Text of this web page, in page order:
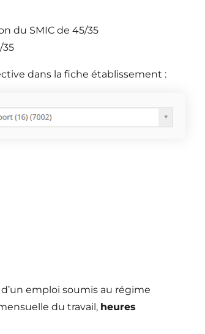
du SMIC de 45/35
35
dans la fiche établissement :
emploi soumis au régime
du travail, heures